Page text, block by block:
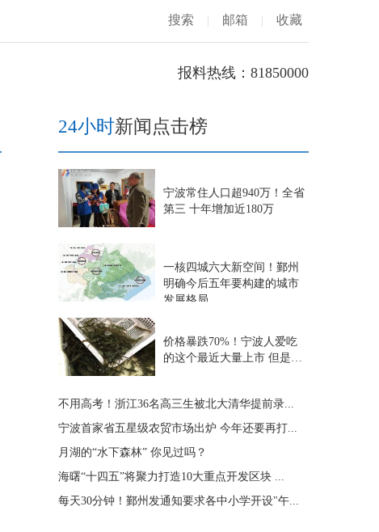
搜索 | 邮箱 | 收藏
报料热线：81850000
24小时新闻点击榜
宁波常住人口超940万！全省
第三 十年增加近180万
一核四城六大新空间！鄞州
明确今后五年要构建的城市
发展格局
价格暴跌70%！宁波人爱吃
的这个最近大量上市 但是…
不用高考！浙江36名高三生被北大清华提前录...
宁波首家省五星级农贸市场出炉 今年还要再打...
月湖的“水下森林” 你见过吗？
海曙“十四五”将聚力打造10大重点开发区块 ...
每天30分钟！鄞州发通知要求各中小学开设"午...